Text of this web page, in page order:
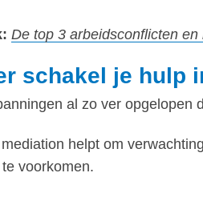
De top 3 arbeidsconflicten
schakel je hulp
al zo ver opgelopen
helpt om
voorkomen.